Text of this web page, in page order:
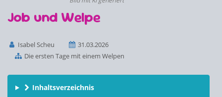
Job und Welpe
Isabel Scheu
31.03.2026
Die ersten Tage mit einem Welpen
Inhaltsverzeichnis